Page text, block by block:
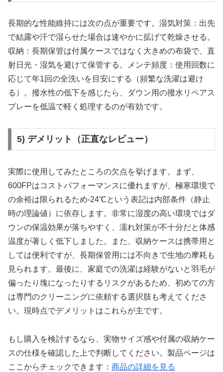
長期的な性能維持には次の点が重要です。湿気対策：出先
で結露や汗で湿らせた場合は速やかに拡げて乾燥させる。
収納：長期保管は付属ケースではなく大きめの布袋で、直
射日光・湿気を避けて保管する。メンテ頻度：使用回数に
応じて年1回の全洗いを目安にする（頻繁な洗濯は避け
る）。撥水性の低下を感じたら、ダウン用の撥水リペアス
プレーを低温で軽く処理するのが有効です。
5) デメリット（正直なレビュー）
実際に使用してみたところの欠点を挙げます。まず、
600FPはコストパフォーマンスに優れますが、極寒環境で
の余裕は限られるため-24℃という表記は内部条件（静止
時の理論値）に依存します。非常に湿度の高い環境ではダ
ウンの保温効果が落ちやすく、濡れ対策が不十分だと体感
温度が著しく低下しました。また、収納ケースは携帯用と
しては便利ですが、長期保管用には不向きで生地の摩耗も
見られます。最後に、家庭での洗濯は経験がないと羽毛が
偏ったり塊になったりするリスクがあるため、初めての方
は専門のクリーニングに依頼する選択肢も考えてくださ
い。現時点でデメリットはこれらが主です。
もし購入を検討するなら、実物サイズ感や付属の収納ケー
スの仕様を確認した上で判断してください。製品ページは
ここからチェックできます： 商品の詳細を見る